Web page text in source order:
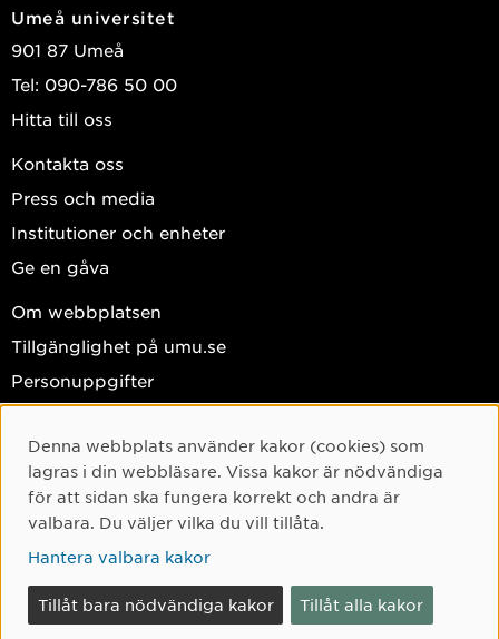
Umeå universitet
901 87 Umeå
Tel: 090-786 50 00
Hitta till oss
Kontakta oss
Press och media
Institutioner och enheter
Ge en gåva
Om webbplatsen
Tillgänglighet på umu.se
Personuppgifter
Facebook
Instagram
TikTok
Youtube
LinkedIn
Cookie-samtycke
Denna webbplats använder kakor (cookies) som
lagras i din webbläsare. Vissa kakor är nödvändiga
för att sidan ska fungera korrekt och andra är
valbara. Du väljer vilka du vill tillåta.
Hantera valbara kakor
Tillåt bara nödvändiga kakor Tillåt alla kakor